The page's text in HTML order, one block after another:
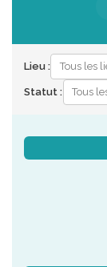
Lieu :
Statut :